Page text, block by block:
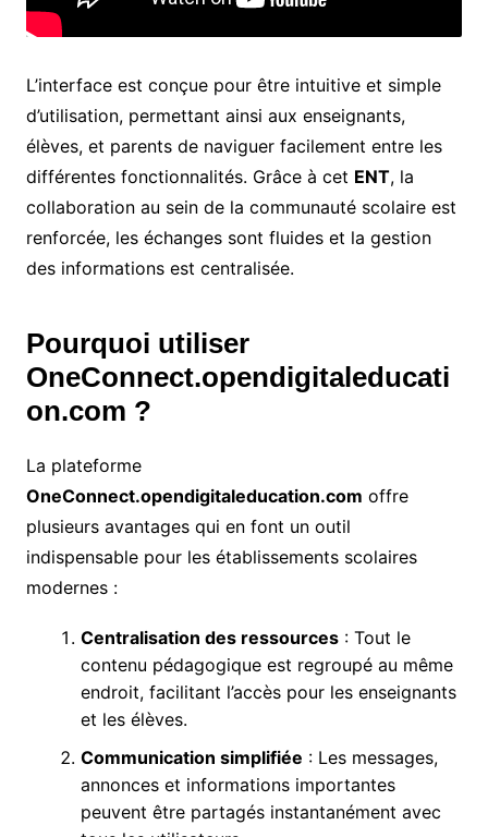
L’interface est conçue pour être intuitive et simple
d’utilisation, permettant ainsi aux enseignants,
élèves, et parents de naviguer facilement entre les
différentes fonctionnalités. Grâce à cet ENT, la
collaboration au sein de la communauté scolaire est
renforcée, les échanges sont fluides et la gestion
des informations est centralisée.
Pourquoi utiliser
OneConnect.opendigitaleducati
on.com ?
La plateforme
OneConnect.opendigitaleducation.com offre
plusieurs avantages qui en font un outil
indispensable pour les établissements scolaires
modernes :
Centralisation des ressources: Tout le
contenu pédagogique est regroupé au même
endroit, facilitant l’accès pour les enseignants
et les élèves.
Communication simplifiée : Les messages,
annonces et informations importantes
peuvent être partagés instantanément avec